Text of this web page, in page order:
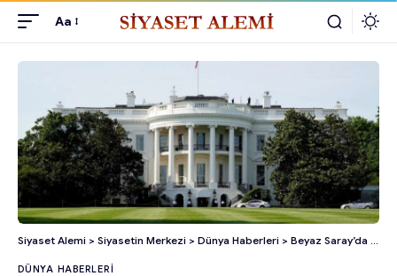
Aa
Siyaset Alemi > Siyasetin Merkezi > Dünya Haberleri > Beyaz Saray’da Kokain Bulundu!
DÜNYA HABERLERI